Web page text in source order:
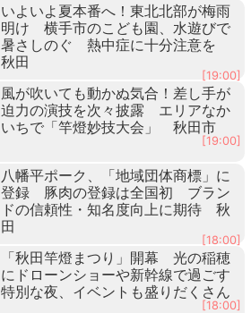
いよいよ夏本番へ！東北北部が梅雨
明け 横手市のこども園、水遊びで
暑さしのぐ 熱中症に十分注意を
秋田
[19:00]
風が吹いても動かぬ気合！差し手が
迫力の演技を次々披露 エリアなか
いちで「竿燈妙技大会」 秋田市
[19:00]
八幡平ポーク、「地域団体商標」に
登録 豚肉の登録は全国初 ブラン
ドの信頼性・知名度向上に期待 秋
田
[18:00]
「秋田竿燈まつり」開幕 光の稲穂
にドローンショーや新幹線で過ごす
特別な夜、イベントも盛りだくさん
[18:00]